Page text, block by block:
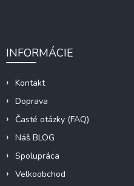
INFORMÁCIE
Kontakt
Doprava
Časté otázky (FAQ)
Náš BLOG
Spolupráca
Velkoobchod